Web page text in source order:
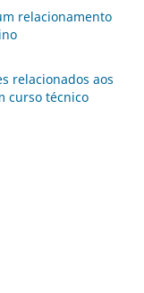
relacionamento
relacionados aos
curso técnico